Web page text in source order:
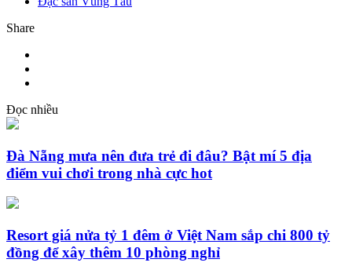
Share
Đọc nhiều
Đà Nẵng mưa nên đưa trẻ đi đâu? Bật mí 5 địa
điểm vui chơi trong nhà cực hot
Resort giá nửa tỷ 1 đêm ở Việt Nam sắp chi 800 tỷ
đồng để xây thêm 10 phòng nghỉ